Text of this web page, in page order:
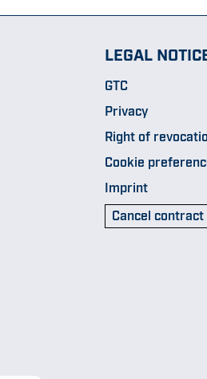
LEGAL
GTC
Privacy
Right of
Cookie
Imprint
Cancel contract